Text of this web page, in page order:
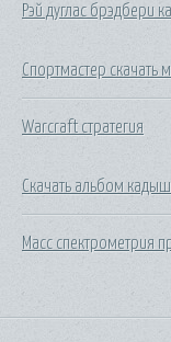
Рэй дуглас брэдбери
Спортмастер скачать
Warcraft стратегия
Скачать альбом
Масс спектрометрия